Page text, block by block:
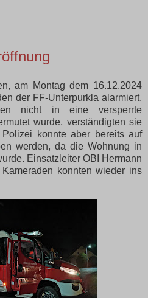
am Montag dem 16.12.2024
der FF-Unterpurkla alarmiert.
nicht in eine versperrte
wurde, verständigten sie
konnte aber bereits auf
werden, da die Wohnung in
Einsatzleiter OBI Hermann
konnten wieder ins